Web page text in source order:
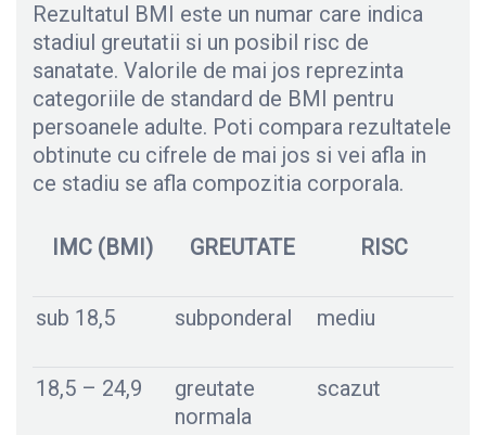
Rezultatul BMI este un numar care indica
stadiul greutatii si un posibil risc de
sanatate. Valorile de mai jos reprezinta
categoriile de standard de BMI pentru
persoanele adulte. Poti compara rezultatele
obtinute cu cifrele de mai jos si vei afla in
ce stadiu se afla compozitia corporala.
IMC (BMI) GREUTATE RISC
sub 18,5 subponderal mediu
18,5 – 24,9
greutate
normala
scazut